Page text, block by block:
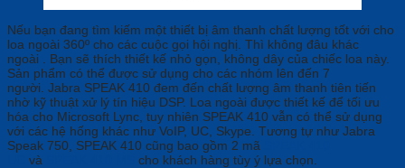
Nếu bạn đang tìm kiếm một thiết bị âm thanh chất lượng tốt với cho
loa ngoài 360º cho các cuộc gọi hội nghị. Thì không đâu khác
ngoài . Bạn sẽ thích thiết kế nhỏ gọn, không dây của chiếc loa này.
Sản phẩm có thể được sử dụng cho các nhóm lên đến 7
người. Jabra SPEAK 410 đem đến chất lượng âm thanh tiên tiến
nhờ kỹ thuật xử lý tín hiệu DSP. Loa ngoài được thiết kế để tối ưu
hóa cho Microsoft Lync, tuy nhiên SPEAK 410 vẫn có thể sử dụng
với các hệ hống khác như VoIP, UC, Skype. Tương tự như Jabra
Speak 750, SPEAK 410 cũng bao gồm 2 mã
và
cho khách hàng tùy ý lựa chọn.